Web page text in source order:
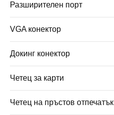
Разширителен порт
VGA конектор
Докинг конектор
Четец за карти
Четец на пръстов отпечатък